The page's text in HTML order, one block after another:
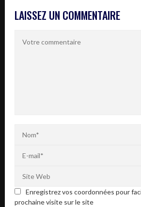
LAISSEZ UN COMMENTAIRE
Enregistrez vos coordonnées pour
prochaine visite sur le site